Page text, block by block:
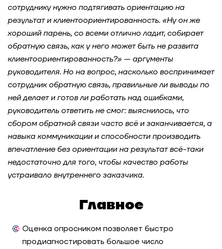
Оптимизация работы с ключевыми клиентами в
металлургической компании: выстраивание
функции Key Account Managers
Единая модель корпоративных и лидерских
компетенций: как «Уралхим» выстроил процесс
оценки и обучения на основе
компетентностного подхода
Кейс-стади для фармкомпании: развитие
аналитического мышления и управленческих
навыков команд через практический тренинг
представителей фармкомпании для отбора
кадровые решения и развивать команды
сотруднику нужно подтягивать ориентацию на
результат и клиентоориентированность. «Ну он же
хороший парень, со всеми отлично ладит, собирает
обратную связь, как у него может быть не развита
клиентоориентированность?» — аргументы
руководителя. Но на вопрос, насколько воспринимает
сотрудник обратную связь, правильные ли выводы по
ней делает и готов ли работать над ошибками,
руководитель ответить не смог: выяснилось, что
сбором обратной связи часто всё и заканчивается, а
навыка коммуникации и способности производить
впечатление без ориентации на результат всё-таки
недостаточно для того, чтобы качество работы
устраивало внутреннего заказчика.
Главное
Оценка опросником позволяет быстро
продиагностировать большое число